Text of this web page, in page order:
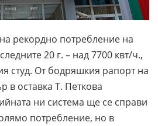
рекордно потребление на
20 г. – над 7700 квт/ч.,
студ. От бодряшкия рапорт на
в оставка Т. Петкова
ни система ще се справи
потребление, но в